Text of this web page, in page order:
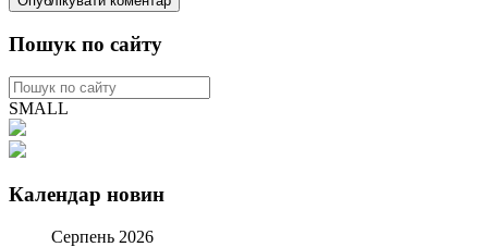
Пошук по сайту
SMALL
Календар новин
Серпень 2026